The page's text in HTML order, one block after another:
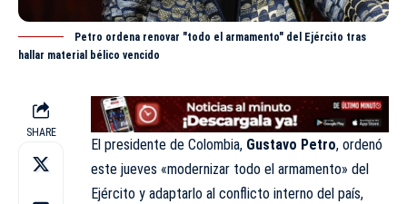
Petro ordena renovar "todo el armamento" del Ejército tras
hallar material bélico vencido
SHARE
El presidente de Colombia, Gustavo Petro, ordenó
este jueves «modernizar todo el armamento» del
Ejército y adaptarlo al conflicto interno del país,